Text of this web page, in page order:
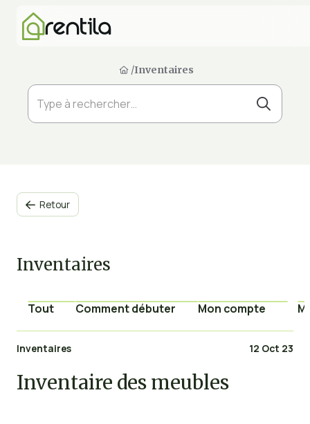
/Inventaires
 Retour
Inventaires
Tout Comment débuter Mon compte
Inventaires 12 Oct 23
Inventaire des meubles